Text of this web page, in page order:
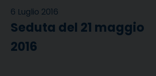
6 Luglio 2016
Seduta del 21 maggio
2016